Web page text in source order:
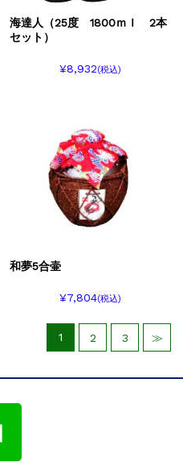
海達人（25度 1800ｍｌ 2本
セット）
¥8,932(税込)
和夢5合壷
¥7,804(税込)
1 2 3 ≫